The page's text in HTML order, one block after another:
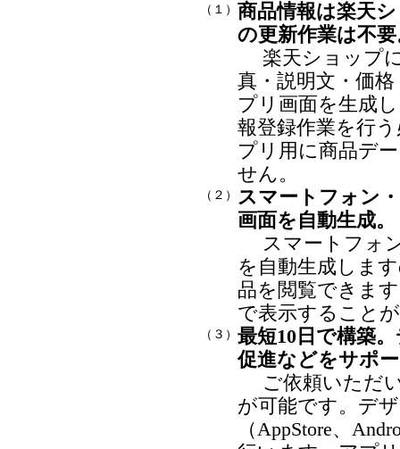
（１） 商品情報は楽天
の更新作業は不
楽天ショップ
真・説明文・価
プリ画面を生成
報登録作業を行
プリ用に商品デ
せん。
（２） スマートフォン
画面を自動生成。
スマートフォ
を自動生成しま
品を閲覧できま
で表示すること
（３） 最短10日で構築
促進などをサポ
ご依頼いただ
が可能です。デ
（AppStore、